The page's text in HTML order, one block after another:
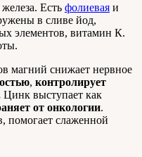
Есть фолиевая и
в сливе йод,
элементов, витамин К.
магний снижает нервное
, контролирует
Цинк выступает как
от онкологии.
помогает слаженной